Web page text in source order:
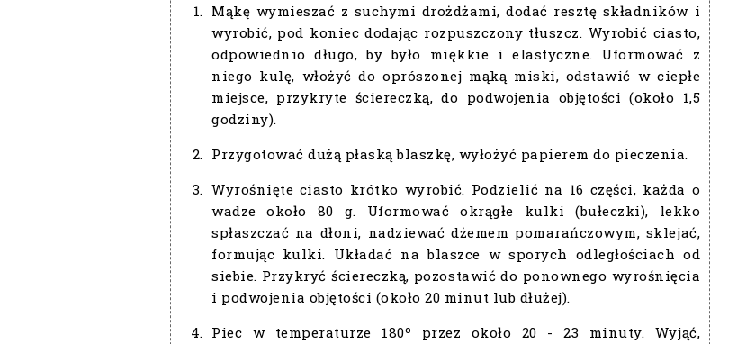
Mąkę wymieszać z suchymi drożdżami, dodać resztę składników i
wyrobić, pod koniec dodając rozpuszczony tłuszcz. Wyrobić ciasto,
odpowiednio długo, by było miękkie i elastyczne. Uformować z
niego kulę, włożyć do oprószonej mąką miski, odstawić w ciepłe
miejsce, przykryte ściereczką, do podwojenia objętości (około 1,5
godziny).
Przygotować dużą płaską blaszkę, wyłożyć papierem do pieczenia.
Wyrośnięte ciasto krótko wyrobić. Podzielić na 16 części, każda o
wadze około 80 g. Uformować okrągłe kulki (bułeczki), lekko
spłaszczać na dłoni, nadziewać dżemem pomarańczowym, sklejać,
formując kulki. Układać na blaszce w sporych odległościach od
siebie. Przykryć ściereczką, pozostawić do ponownego wyrośnięcia
i podwojenia objętości (około 20 minut lub dłużej).
Piec w temperaturze 180º przez około 20 - 23 minuty. Wyjąć,